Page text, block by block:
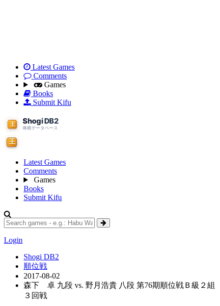
Latest Games
Comments
Games
Books
Submit Kifu
Latest Games
Comments
Games
Books
Submit Kifu
Login
Shogi DB2
順位戦
2017-08-02
森下 卓 九段 vs. 野月浩貴 八段 第76期順位戦Ｂ級２組
３回戦